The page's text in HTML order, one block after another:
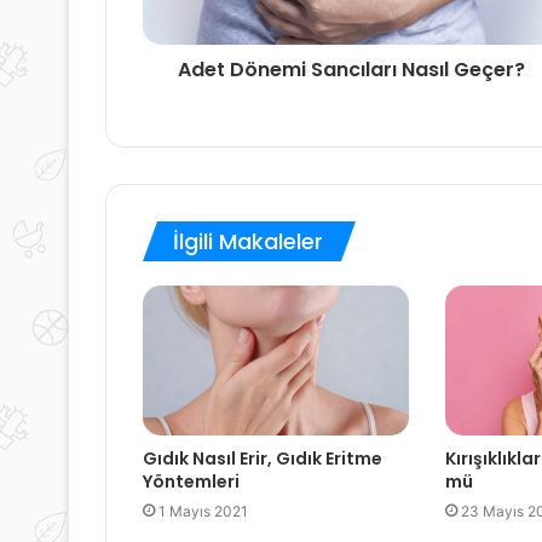
Adet Dönemi Sancıları Nasıl Geçer?
İlgili Makaleler
Gıdık Nasıl Erir, Gıdık Eritme
Yöntemleri
1 Mayıs 2021
mü
23 Mayıs